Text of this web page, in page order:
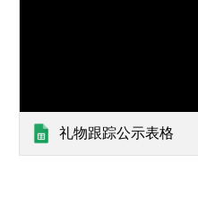
礼物跟踪公示表格